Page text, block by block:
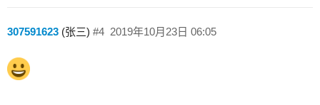
307591623 (张三) 2019年10月23日 06:05
#4